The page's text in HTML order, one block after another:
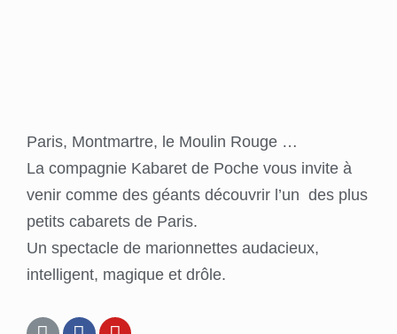
Paris, Montmartre, le Moulin Rouge …
La compagnie Kabaret de Poche vous invite à
venir comme des géants découvrir l’un des plus
petits cabarets de Paris.
Un spectacle de marionnettes audacieux,
intelligent, magique et drôle.